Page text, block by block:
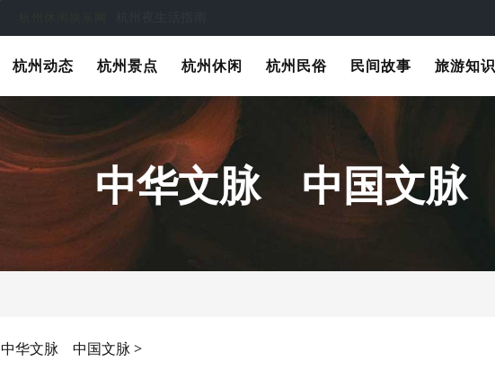
杭州休闲娱乐网 杭州旅游休闲娱乐指南
杭州动态 杭州景点 杭州休闲 杭州民俗 民间故事 旅游知识
中华文脉 中国文脉
中华文脉 中国文脉>